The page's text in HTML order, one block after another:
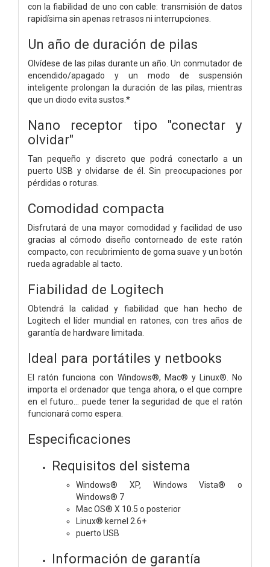
con la fiabilidad de uno con cable: transmisión de datos
rapidísima sin apenas retrasos ni interrupciones.
Un año de duración de pilas
Olvídese de las pilas durante un año. Un conmutador de
encendido/apagado y un modo de suspensión
inteligente prolongan la duración de las pilas, mientras
que un diodo evita sustos.*
Nano receptor tipo "conectar y
olvidar"
Tan pequeño y discreto que podrá conectarlo a un
puerto USB y olvidarse de él. Sin preocupaciones por
pérdidas o roturas.
Comodidad compacta
Disfrutará de una mayor comodidad y facilidad de uso
gracias al cómodo diseño contorneado de este ratón
compacto, con recubrimiento de goma suave y un botón
rueda agradable al tacto.
Fiabilidad de Logitech
Obtendrá la calidad y fiabilidad que han hecho de
Logitech el líder mundial en ratones, con tres años de
garantía de hardware limitada.
Ideal para portátiles y netbooks
El ratón funciona con Windows®, Mac® y Linux®. No
importa el ordenador que tenga ahora, o el que compre
en el futuro... puede tener la seguridad de que el ratón
funcionará como espera.
Especificaciones
Requisitos del sistema
Windows® XP, Windows Vista® o
Windows® 7
Mac OS® X 10.5 o posterior
Linux® kernel 2.6+
puerto USB
Información de garantía